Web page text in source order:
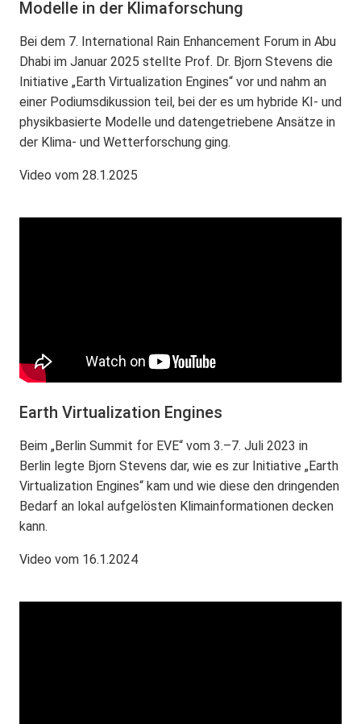
Modelle in der Klimaforschung
Bei dem 7. International Rain Enhancement Forum in Abu
Dhabi im Januar 2025 stellte Prof. Dr. Bjorn Stevens die
Initiative „Earth Virtualization Engines“ vor und nahm an
einer Podiumsdikussion teil, bei der es um hybride KI- und
physikbasierte Modelle und datengetriebene Ansätze in
der Klima- und Wetterforschung ging.
Video vom 28.1.2025
Earth Virtualization Engines
Beim „Berlin Summit for EVE“ vom 3.–7. Juli 2023 in
Berlin legte Bjorn Stevens dar, wie es zur Initiative „Earth
Virtualization Engines“ kam und wie diese den dringenden
Bedarf an lokal aufgelösten Klimainformationen decken
kann.
Video vom 16.1.2024